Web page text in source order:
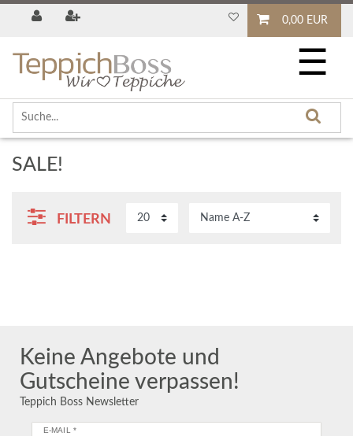
0,00 EUR
☰
SALE!
FILTERN
Keine Angebote und
Gutscheine verpassen!
Teppich Boss Newsletter
E-MAIL *